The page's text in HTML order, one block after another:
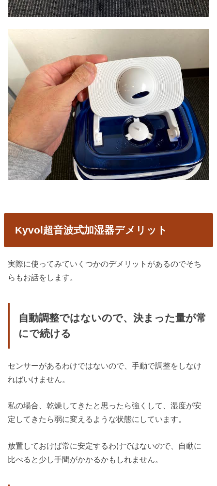
Kyvol超音波式加湿器デメリット
実際に使ってみていくつかのデメリットがあるのでそち
らもお話をします。
自動調整ではないので、決まった量が常
にで続ける
センサーがあるわけではないので、手動で調整をしなけ
ればいけません。
私の場合、乾燥してきたと思ったら強くして、湿度が安
定してきたら弱に変えるような状態にしています。
放置しておけば常に安定するわけではないので、自動に
比べると少し手間がかかるかもしれません。